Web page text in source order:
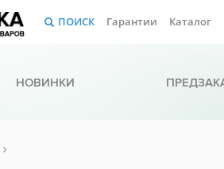
ПОИСК Гарантии Каталог
НОВИНКИ
›